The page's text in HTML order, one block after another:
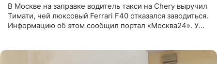
В Москве на заправке водитель такси на Chery выручил
Тимати, чей люксовый Ferrari F40 отказался заводиться.
Информацию об этом сообщил портал «Москва24». У